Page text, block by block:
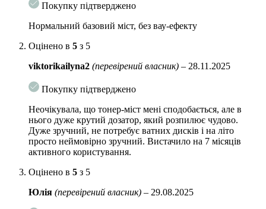
допомагає зробити тон обличчя більш рівним
зручний формат спрею для щоденного використання
підходить для регулярного догляду
Кому підійде USOLAB Bio Intensive Barrier K Mist:
чутливій шкірі
шкірі, схильній до сухості
зневодненій шкірі
шкірі, яка потребує заспокійливого та зволожувального
для щоденного освіження та підтримки комфорту шкіри
Активні компоненти USOLAB Bio Intensive Barrier K Mist:
Покупку підтверджено
Нормальний базовий міст, без вау-ефекту
Оцінено в 5 з 5
viktorikailyna2 (перевірений власник) – 28.11.2025
Покупку підтверджено
Неочікувала, що тонер-міст мені сподобається, але в
нього дуже крутий дозатор, який розпилює чудово.
Дуже зручний, не потребує ватних дисків і на літо
просто неймовірно зручний. Вистачило на 7 місяців
активного користування.
Оцінено в 5 з 5
Юлія (перевірений власник) – 29.08.2025